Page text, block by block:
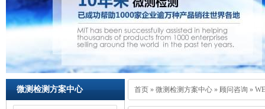
微测检测方案中心 首页 » 微测检测方案中心 » 顾问咨询 »